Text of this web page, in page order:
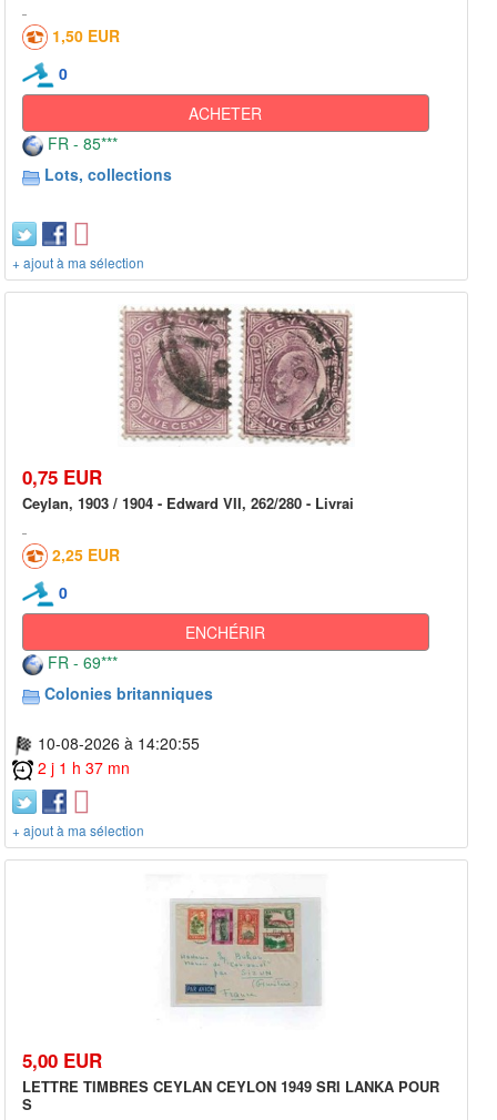
1,50 EUR
0
ACHETER
FR - 85***
Lots, collections
+ ajout à ma sélection
0,75 EUR
Ceylan, 1903 / 1904 - Edward VII, 262/280 - Livrai
2,25 EUR
0
ENCHÉRIR
FR - 69***
Colonies britanniques
10-08-2026 à 14:20:55
2 j 1 h 37 mn
+ ajout à ma sélection
5,00 EUR
LETTRE TIMBRES CEYLAN CEYLON 1949 SRI LANKA POUR
S